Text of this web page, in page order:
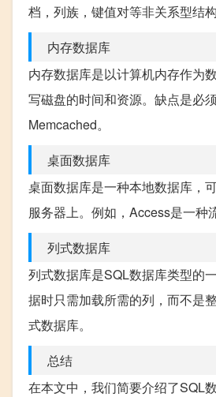
档，列族，键值对等非关系型结
内存数据库
内存数据库是以计算机内存作为
写磁盘的时间和资源。缺点是必
Memcached。
桌面数据库
桌面数据库是一种本地数据库，
服务器上。例如，Access是一种
列式数据库
列式数据库是SQL数据库类型的
据时只需加载所需的列，而不是
式数据库。
总结
在本文中，我们简要介绍了SQL